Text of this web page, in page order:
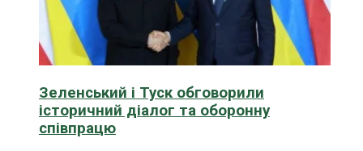
Зеленський і Туск обговорили
історичний діалог та оборонну
співпрацю